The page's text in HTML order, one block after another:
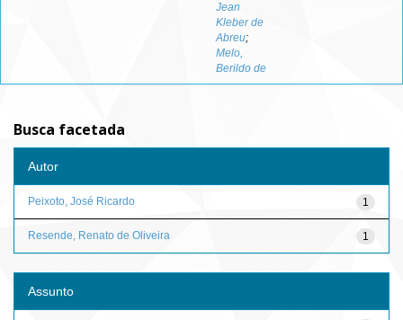
Jean
Kleber de
Abreu;
Melo,
Berildo de
Busca facetada
Autor
1
Peixoto, José Ricardo
1
Resende, Renato de Oliveira
Assunto